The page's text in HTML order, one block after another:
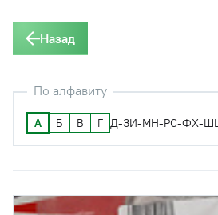
Назад
По алфавиту
А Б В Г Д-ЗИ-МН-РС-ФХ-Ш